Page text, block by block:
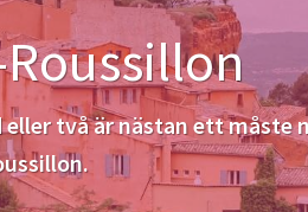
två är nästan ett måste